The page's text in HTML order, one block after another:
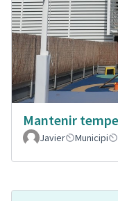
Mantenir
Javier
Municipi